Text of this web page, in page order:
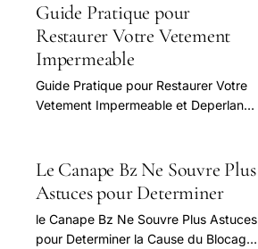
Guide Pratique pour
Restaurer Votre Vetement
Impermeable
Guide Pratique pour Restaurer Votre
Vetement Impermeable et Deperlant
Le Canape Bz Ne Souvre Plus
Astuces pour Determiner
le Canape Bz Ne Souvre Plus Astuces
pour Determiner la Cause du Blocage